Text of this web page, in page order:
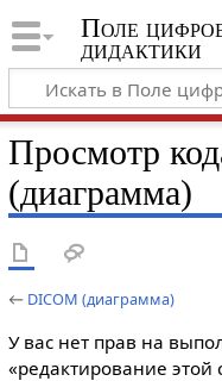
Поле
дидактики
Просмотр
(диаграмма)
← DICOM (диаграмма)
У вас нет прав на
«редактирование